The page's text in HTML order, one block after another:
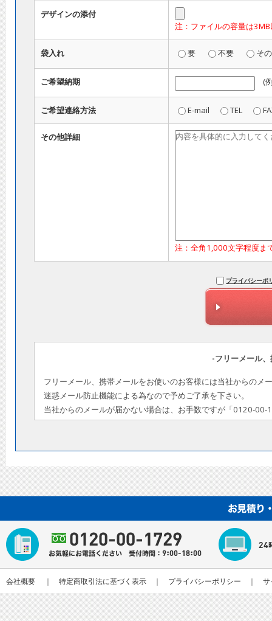
デザインの添付
注：ファイルの容量は
袋入れ 要 不要 そ
ご希望納期 (
ご希望連絡方法 E-mail TEL
その他詳細
注：全角1,000文字程度ま
プライバシーポ
-フリーメール
フリーメール、携帯メールをお使いのお客様には当社からのメ
迷惑メール防止機能による為なので予めご了承を下さい。
当社からのメールが届かない場合は、お手数ですが「0120-
会社概要 ｜ 特定商取引法に基づく表示 ｜ プライバシーポリシー ｜ サ